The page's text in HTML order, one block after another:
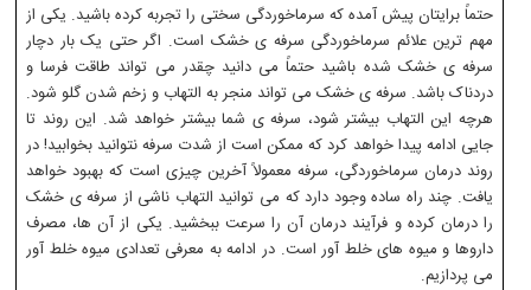
حتماً برایتان پیش آمده که سرماخوردگی سختی را تجربه کرده باشید. یکی از
مهم ترین علائم سرماخوردگی سرفه ی خشک است. اگر حتی یک بار دچار
سرفه ی خشک شده باشید حتماً می دانید چقدر می تواند طاقت فرسا و
دردناک باشد. سرفه ی خشک می تواند منجر به التهاب و زخم شدن گلو شود.
هرچه این التهاب بیشتر شود، سرفه ی شما بیشتر خواهد شد. این روند تا
جایی ادامه پیدا خواهد کرد که ممکن است از شدت سرفه نتوانید بخوابید! در
روند درمان سرماخوردگی، سرفه معمولاً آخرین چیزی است که بهبود خواهد
یافت. چند راه ساده وجود دارد که می توانید التهاب ناشی از سرفه ی خشک
را درمان کرده و فرآیند درمان آن را سرعت ببخشید. یکی از آن ها، مصرف
داروها و میوه های خلط آور است. در ادامه به معرفی تعدادی میوه خلط آور
می پردازیم.